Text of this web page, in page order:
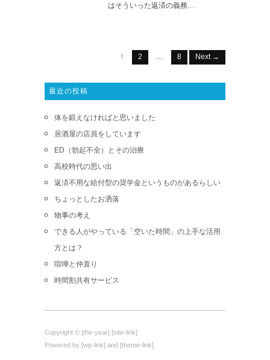
はそういった返済の義務…
1 2 … 8 Next →
最近の投稿
体を鍛えなければと思いました
居酒屋の店員をしています
ED（勃起不全）とその治療
高校時代の思い出
返済不用な給付型の奨学金というものがあるらしい
ちょっとしたお洒落
物事の考え
できる人がやっている「空いた時間」の上手な活用
方とは？
喧嘩と仲直り
時間割共有サービス
Copyright © [the-year] [site-link]
Powered by [wp-link] and [theme-link]